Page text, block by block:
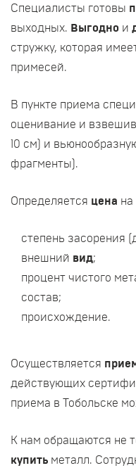
Специалисты готовы
выходных. Выгодно и
стружку, которая
примесей.
В пункте приема
оценивание и
10 см) и
фрагменты).
Определяется цена на
степень засорения
внешний вид;
процент чистого
состав;
происхождение.
Осуществляется
действующих
приема в Тобольске
К нам обращаются не
купить металл.